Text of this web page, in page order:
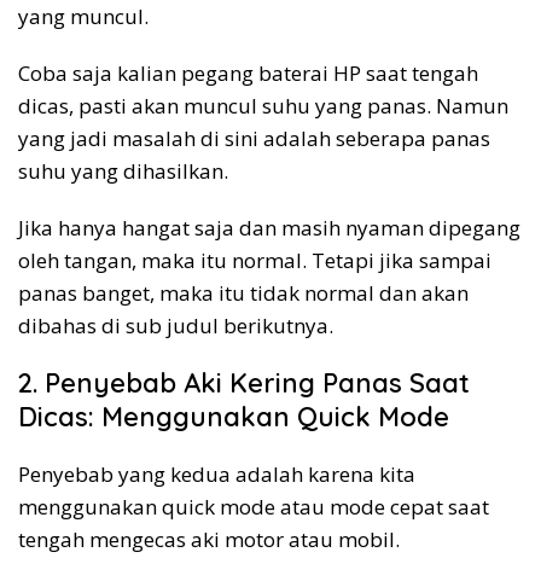
yang muncul.
Coba saja kalian pegang baterai HP saat tengah
dicas, pasti akan muncul suhu yang panas. Namun
yang jadi masalah di sini adalah seberapa panas
suhu yang dihasilkan.
Jika hanya hangat saja dan masih nyaman dipegang
oleh tangan, maka itu normal. Tetapi jika sampai
panas banget, maka itu tidak normal dan akan
dibahas di sub judul berikutnya.
2. Penyebab Aki Kering Panas Saat
Dicas: Menggunakan Quick Mode
Penyebab yang kedua adalah karena kita
menggunakan quick mode atau mode cepat saat
tengah mengecas aki motor atau mobil.